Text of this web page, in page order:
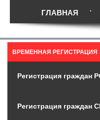
ГЛАВНАЯ
ВРЕМЕННАЯ РЕГИСТРАЦИЯ
Регистрация граждан
Регистрация граждан